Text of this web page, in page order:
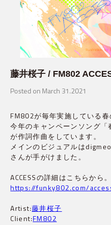
藤井桜子 / FM802
Posted on March 31.2021
FM802が毎年実施している春
今年のキャンペーンソング
が作詞作曲をしています。
メインのビジュアルは
さんが手がけました。
https://funky802.com/
Artist:藤井桜子
Client:FM802